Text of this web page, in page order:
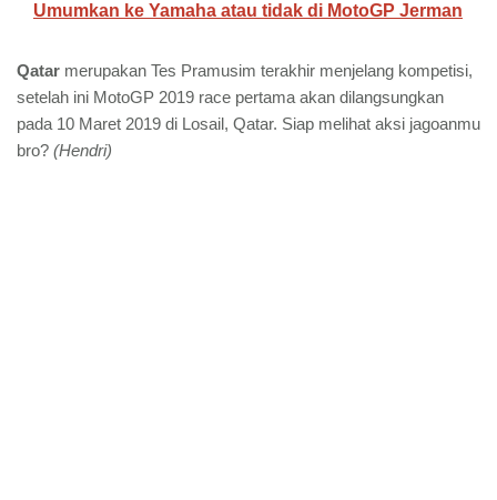
Umumkan ke Yamaha atau tidak di MotoGP Jerman
Qatar merupakan Tes Pramusim terakhir menjelang kompetisi,
setelah ini MotoGP 2019 race pertama akan dilangsungkan
pada 10 Maret 2019 di Losail, Qatar. Siap melihat aksi jagoanmu
bro? (Hendri)